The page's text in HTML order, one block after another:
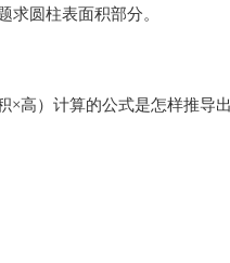
圆柱表面积部分。
高）计算的公式是怎样推导